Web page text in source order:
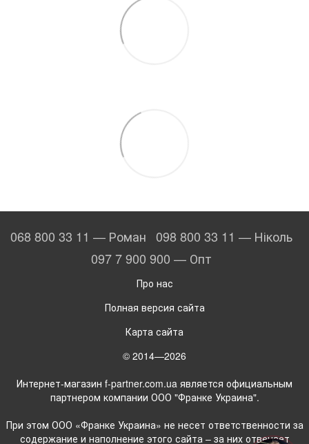
068 800 33 11 — Роман 098 800 33 11 — Ніколь
097 7 900 900 — Опт
Про нас
Полная версия сайта
Карта сайта
© 2014—2026
Интернет-магазин f-partner.com.ua является официальным
партнером компании ООО "Франке Украина".
При этом ООО «Франке Украина» не несет ответственности за
содержание и наполнение этого сайта – за них отвечает